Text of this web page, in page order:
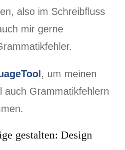
also im Schreibfluss
mir gerne
, um meinen
auch Grammatikfehlern
gestalten: Design